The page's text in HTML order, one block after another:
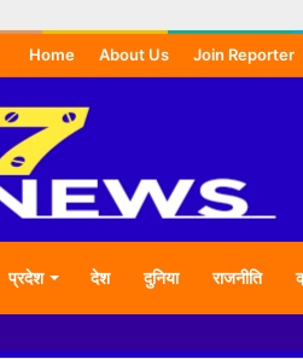
Home About Us Join Reporter
प्रदेश देश दुनिया राजनीति